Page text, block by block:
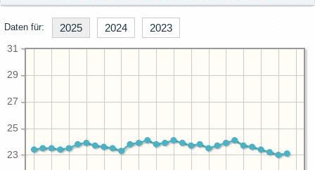
Daten für: 2025 2024 2023
23
25
27
29
31